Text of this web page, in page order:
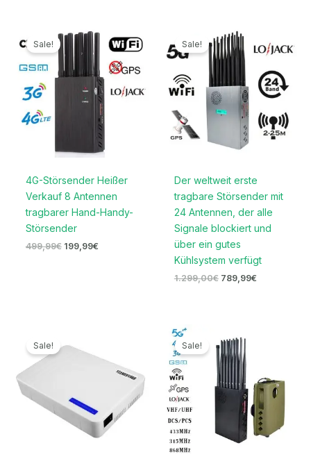
Sale!
4G-Störsender Heißer
Verkauf 8 Antennen
tragbarer Hand-Handy-
Störsender
499,99€
Preis
war:
499,99€
199,99€
Preis
ist:
199,99€.
Sale!
Der weltweit erste
tragbare Störsender mit
24 Antennen, der alle
Signale blockiert und
über ein gutes
Kühlsystem verfügt
1.299,00€
Preis
war:
1.299,00€
789,99€
ist:
Sale!
war:
329,99€.
Sale!
Preis
war:
1.599,00€